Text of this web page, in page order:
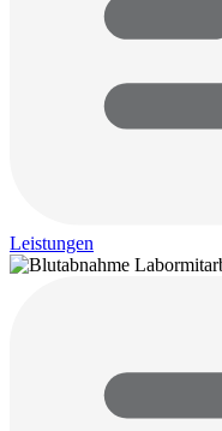
Leistungen